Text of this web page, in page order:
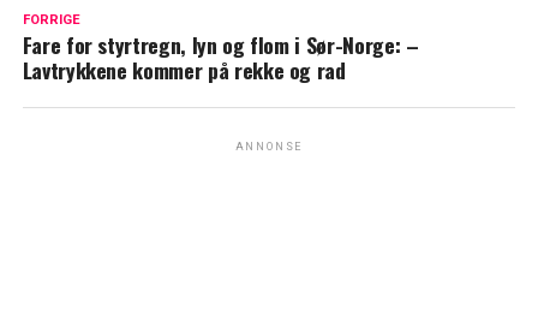
FORRIGE
Fare for styrtregn, lyn og flom i Sør-Norge: –
Lavtrykkene kommer på rekke og rad
ANNONSE